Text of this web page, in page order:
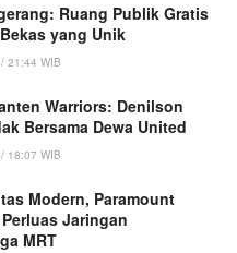
Ruang Publik Gratis
yang Unik
21:44 WIB
Warriors: Denilson
Bersama Dewa United
18:07 WIB
Modern, Paramount
Jaringan
MRT